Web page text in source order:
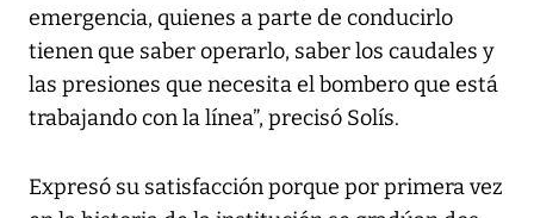
emergencia, quienes a parte de conducirlo
tienen que saber operarlo, saber los caudales y
las presiones que necesita el bombero que está
trabajando con la línea”, precisó Solís.
Expresó su satisfacción porque por primera vez